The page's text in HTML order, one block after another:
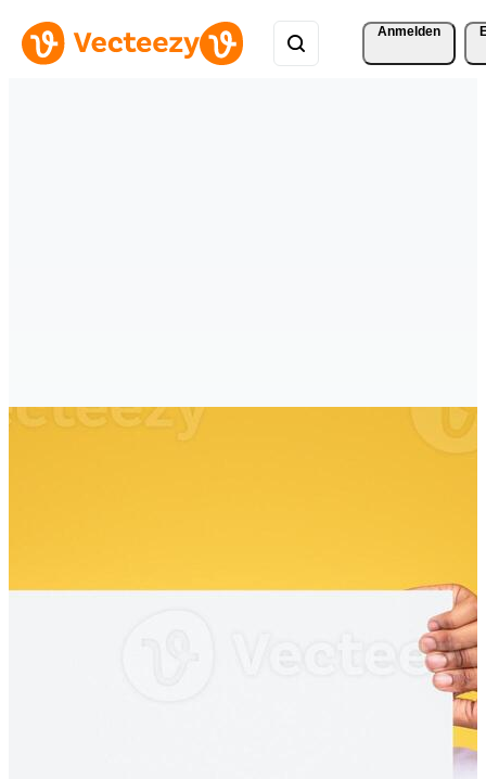
Anmelden